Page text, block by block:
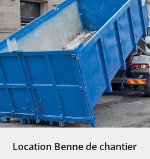
Location Benne de chantier